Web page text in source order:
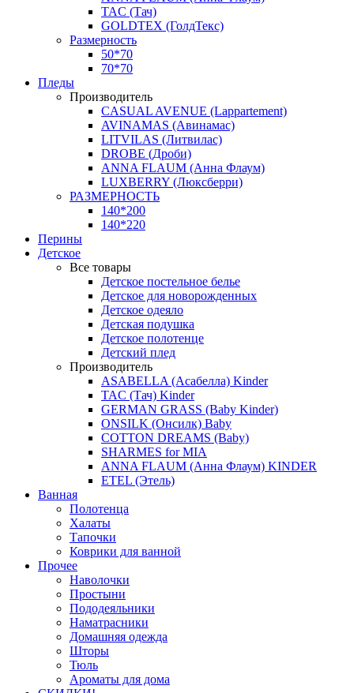
TAC (Тач)
GOLDTEX (ГолдТекс)
Размерность
50*70
70*70
Пледы
Производитель
CASUAL AVENUE (Lappartement)
AVINAMAS (Авинамас)
LITVILAS (Литвилас)
DROBE (Дроби)
ANNA FLAUM (Анна Флаум)
LUXBERRY (Люксберри)
РАЗМЕРНОСТЬ
140*200
140*220
Перины
Детское
Все товары
Детское постельное белье
Детское для новорожденных
Детское одеяло
Детская подушка
Детское полотенце
Детский плед
Производитель
ASABELLA (Асабелла) Kinder
TAC (Тач) Kinder
GERMAN GRASS (Baby Kinder)
ONSILK (Онсилк) Baby
COTTON DREAMS (Baby)
SHARMES for MIA
ANNA FLAUM (Анна Флаум) KINDER
ETEL (Этель)
Ванная
Полотенца
Халаты
Тапочки
Коврики для ванной
Прочее
Наволочки
Простыни
Пододеяльники
Наматрасники
Домашняя одежда
Шторы
Тюль
Ароматы для дома